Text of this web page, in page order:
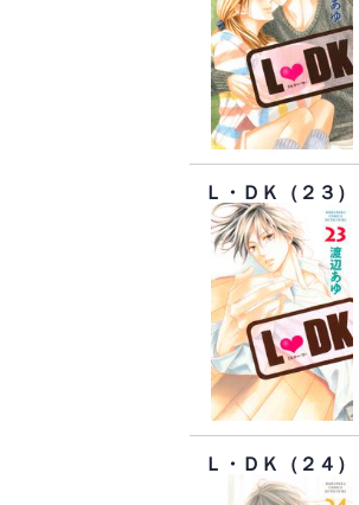
Ｌ・ＤＫ（２３）
Ｌ・ＤＫ（２４）